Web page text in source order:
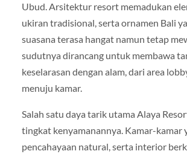
Ubud. Arsitektur resort memadukan
ukiran tradisional, serta ornamen Bali
suasana terasa hangat namun tetap
sudutnya dirancang untuk membawa
keselarasan dengan alam, dari area
menuju kamar.
Salah satu daya tarik utama Alaya
tingkat kenyamanannya. Kamar-kamar
pencahayaan natural, serta interior